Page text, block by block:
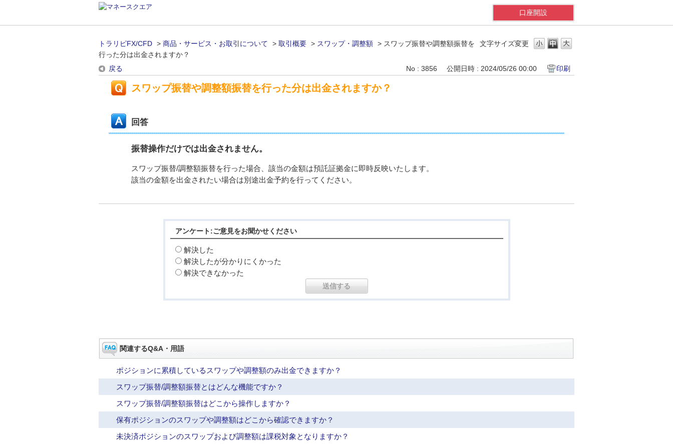
口座開設
文字サイズ変更
トラリピFX/CFD > 商品・サービス・お取引について > 取引概要 > スワップ・調整額 > スワップ振替や調整額振替を
行った分は出金されますか？
戻る
No : 3856 公開日時 : 2024/05/26 00:00 印刷
スワップ振替や調整額振替を行った分は出金されますか？
回答
振替操作だけでは出金されません。
スワップ振替/調整額振替を行った場合、該当の金額は預託証拠金に即時反映いたします。
該当の金額を出金されたい場合は別途出金予約を行ってください。
アンケート:ご意見をお聞かせください
解決した
解決したが分かりにくかった
解決できなかった
関連するQ&A・用語
ポジションに累積しているスワップや調整額のみ出金できますか？
スワップ振替/調整額振替とはどんな機能ですか？
スワップ振替/調整額振替はどこから操作しますか？
保有ポジションのスワップや調整額はどこから確認できますか？
未決済ポジションのスワップおよび調整額は課税対象となりますか？